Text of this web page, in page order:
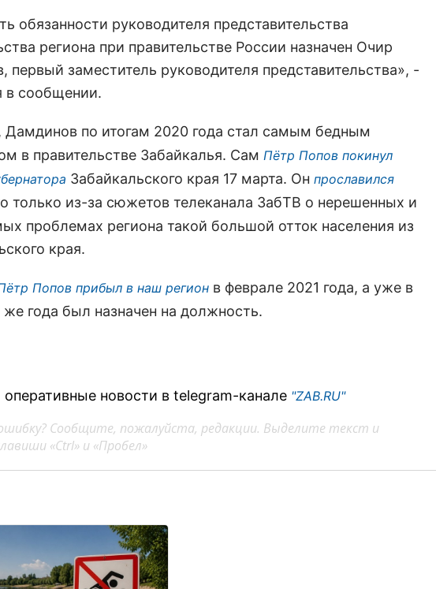
обязанности руководителя представительства
региона при правительстве России назначен Очир
первый заместитель руководителя представительства», -
в сообщении.
Дамдинов по итогам 2020 года стал самым бедным
в правительстве Забайкалья. Сам Пётр Попов покинул
Забайкальского края 17 марта. Он прославился
только из-за сюжетов телеканала ЗабТВ о нерешенных и
проблемах региона такой большой отток населения из
края.
Попов прибыл в наш регион в феврале 2021 года, а уже в
же года был назначен на должность.
новости в telegram-канале "ZAB.RU"
Сообщите, пожалуйста, редакции. Выделите текст и
«Ctrl» и «Пробел»